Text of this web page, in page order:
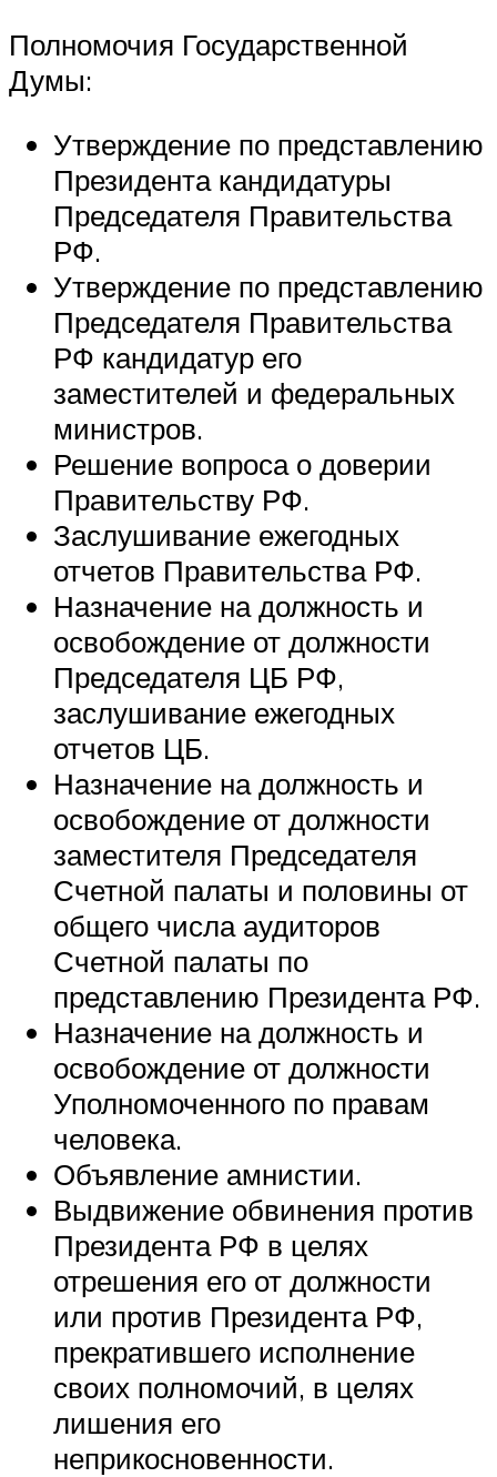
Полномочия Государственной
Думы:
Утверждение по представлению
Президента кандидатуры
Председателя Правительства
РФ.
Утверждение по представлению
Председателя Правительства
РФ кандидатур его
заместителей и федеральных
министров.
Решение вопроса о доверии
Правительству РФ.
Заслушивание ежегодных
отчетов Правительства РФ.
Назначение на должность и
освобождение от должности
Председателя ЦБ РФ,
заслушивание ежегодных
отчетов ЦБ.
Назначение на должность и
освобождение от должности
заместителя Председателя
Счетной палаты и половины от
общего числа аудиторов
Счетной палаты по
представлению Президента РФ.
Назначение на должность и
освобождение от должности
Уполномоченного по правам
человека.
Объявление амнистии.
Выдвижение обвинения против
Президента РФ в целях
отрешения его от должности
или против Президента РФ,
прекратившего исполнение
своих полномочий, в целях
лишения его
неприкосновенности.